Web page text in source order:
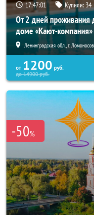
17:46:57 Купили: 34
От 2 дней проживания
доме «Кают-компания»
Ленинградская обл., г.
от 1200 руб.
до14900руб.
-50%